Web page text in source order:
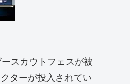
スカウトフェスが被
ターが投入されてい